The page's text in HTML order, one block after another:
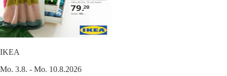
IKEA
Mo. 3.8. - Mo. 10.8.2026